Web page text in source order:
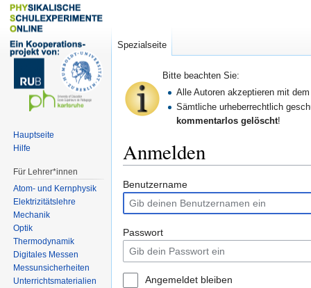
Bitte beachten Sie:
Alle Autoren akzeptieren mit
Sämtliche urheberrechtlich
kommentarlos gelöscht!
Anmelden
Zur
Navigation
springen
Zur
Suche
springen
Benutzername
Passwort
Angemeldet bleiben
Spezialseite
Hauptseite
Hilfe
Für Lehrer*innen
Atom- und Kernphysik
Elektrizitätslehre
Mechanik
Optik
Thermodynamik
Digitales Messen
Messunsicherheiten
Unterrichtsmaterialien